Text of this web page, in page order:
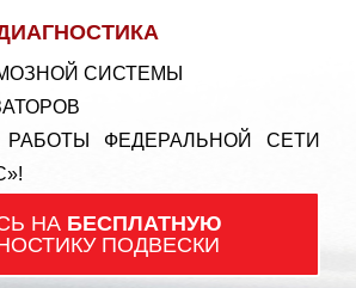
СИСТЕМЫ
РАБОТЫ ФЕДЕРАЛЬНОЙ СЕТИ
НА БЕСПЛАТНУЮ
ПОДВЕСКИ